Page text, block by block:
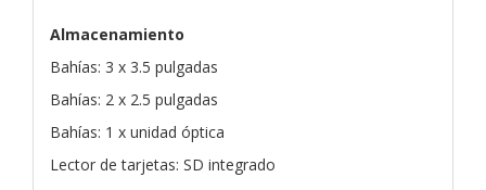
Almacenamiento
Bahías: 3 x 3.5 pulgadas
Bahías: 2 x 2.5 pulgadas
Bahías: 1 x unidad óptica
Lector de tarjetas: SD integrado